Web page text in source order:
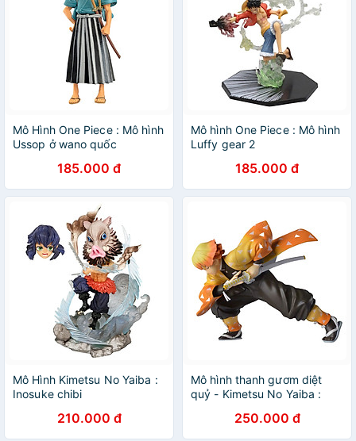
Mô Hình One Piece : Mô hình
Ussop ở wano quốc
185.000 đ
Mô hình One Piece : Mô hình
Luffy gear 2
185.000 đ
Mô Hình Kimetsu No Yaiba :
Inosuke chibi
210.000 đ
Mô hình thanh gươm diệt
quỷ - Kimetsu No Yaiba :
250.000 đ